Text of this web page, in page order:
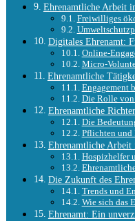
Ehrenamtliche Arbeit
Freiwilliges
Digitales Ehrenamt:
Online-
Micro-
Ehrenamtliche
Engagement
Die Rolle
Ehrenamtliche
Die
Pflichten und
Ehrenamtliche Arbeit
Hospizhelfer
Die Zukunft des
Trends und
Wie sich das
Ehrenamt: Ein